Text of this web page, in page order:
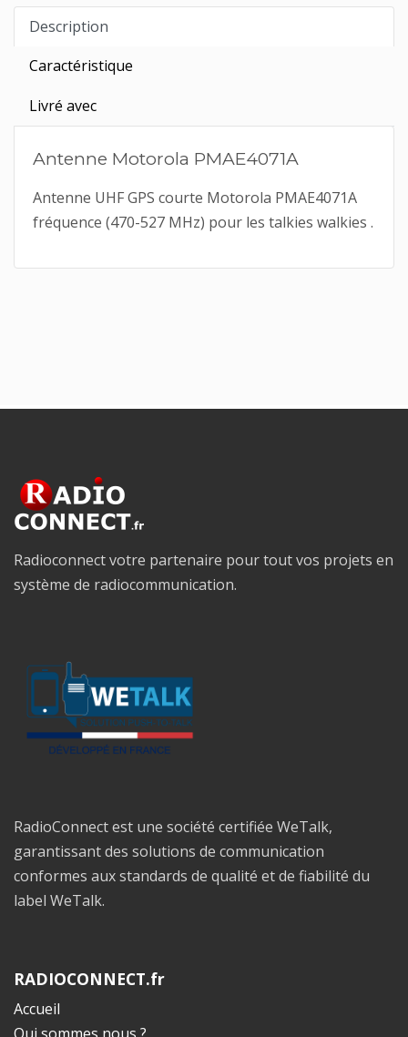
Description
Caractéristique
Livré avec
Antenne Motorola PMAE4071A
Antenne UHF GPS courte Motorola PMAE4071A
fréquence (470-527 MHz) pour les talkies walkies .
Radioconnect votre partenaire pour tout vos projets en
système de radiocommunication.
RadioConnect est une société certifiée WeTalk,
garantissant des solutions de communication
conformes aux standards de qualité et de fiabilité du
label WeTalk.
RADIOCONNECT.fr
Accueil